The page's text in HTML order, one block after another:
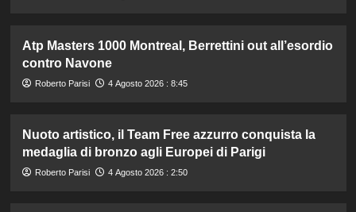
Atp Masters 1000 Montreal, Berrettini out all’esordio
contro Navone
Roberto Parisi 4 Agosto 2026 : 8:45
Nuoto artistico, il Team Free azzurro conquista la
medaglia di bronzo agli Europei di Parigi
Roberto Parisi 4 Agosto 2026 : 2:50